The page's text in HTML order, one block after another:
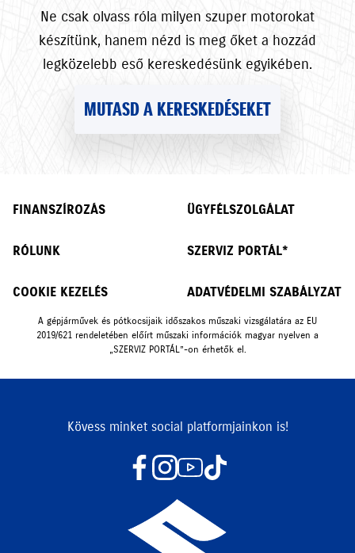
Ne csak olvass róla milyen szuper motorokat
készítünk, hanem nézd is meg őket a hozzád
legközelebb eső kereskedésünk egyikében.
MUTASD A KERESKEDÉSEKET
FINANSZÍROZÁS ÜGYFÉLSZOLGÁLAT
RÓLUNK SZERVIZ PORTÁL*
COOKIE KEZELÉS ADATVÉDELMI SZABÁLYZAT
A gépjárművek és pótkocsijaik időszakos műszaki vizsgálatára az EU
2019/621 rendeletében előírt műszaki információk magyar nyelven a
„SZERVIZ PORTÁL”-on érhetők el.
Kövess minket social platformjainkon is!